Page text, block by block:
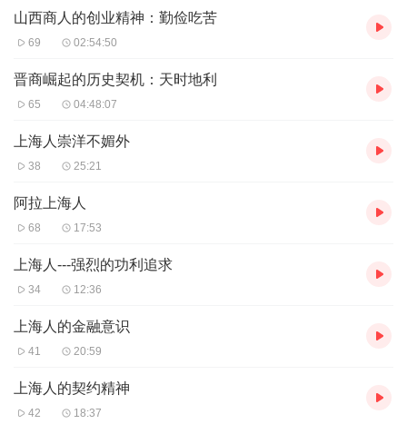
山西商人的创业精神：勤俭吃苦
69 02:54:50
晋商崛起的历史契机：天时地利
65 04:48:07
上海人崇洋不媚外
38 25:21
阿拉上海人
68 17:53
上海人---强烈的功利追求
34 12:36
上海人的金融意识
41 20:59
上海人的契约精神
42 18:37